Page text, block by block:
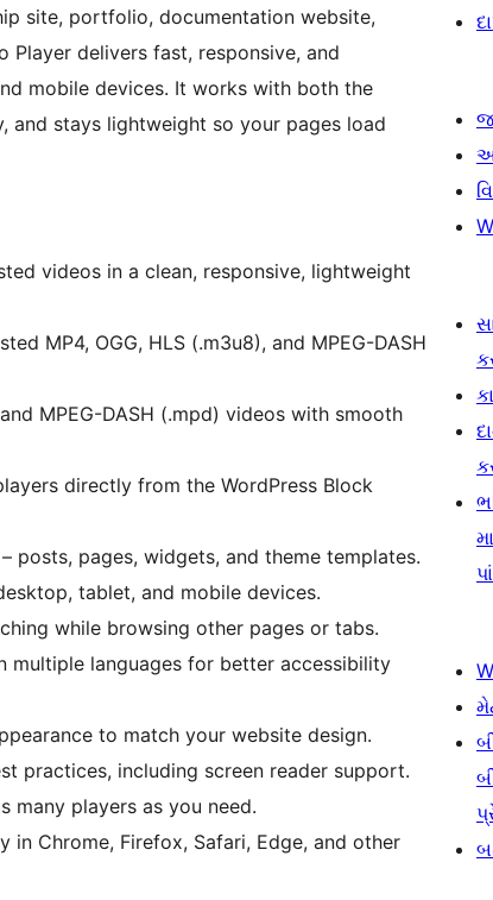
site, portfolio, documentation website,
Player delivers fast, responsive, and
mobile devices. It works with both the
and stays lightweight so your pages load
videos in a clean, responsive, lightweight
MP4, OGG, HLS (.m3u8), and MPEG-DASH
MPEG-DASH (.mpd) videos with smooth
directly from the WordPress Block
posts, pages, widgets, and theme templates.
tablet, and mobile devices.
while browsing other pages or tabs.
multiple languages for better accessibility
to match your website design.
practices, including screen reader support.
many players as you need.
in Chrome, Firefox, Safari, Edge, and other